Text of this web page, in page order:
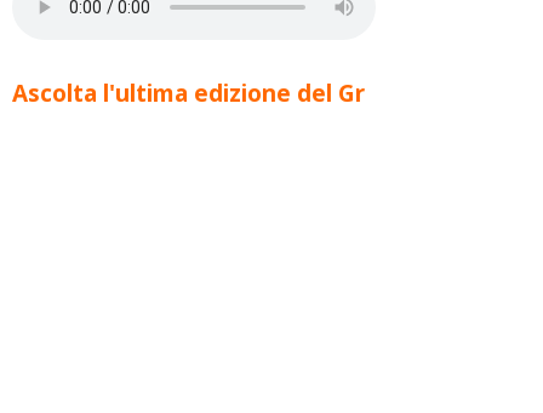
Ascolta l'ultima edizione del Gr